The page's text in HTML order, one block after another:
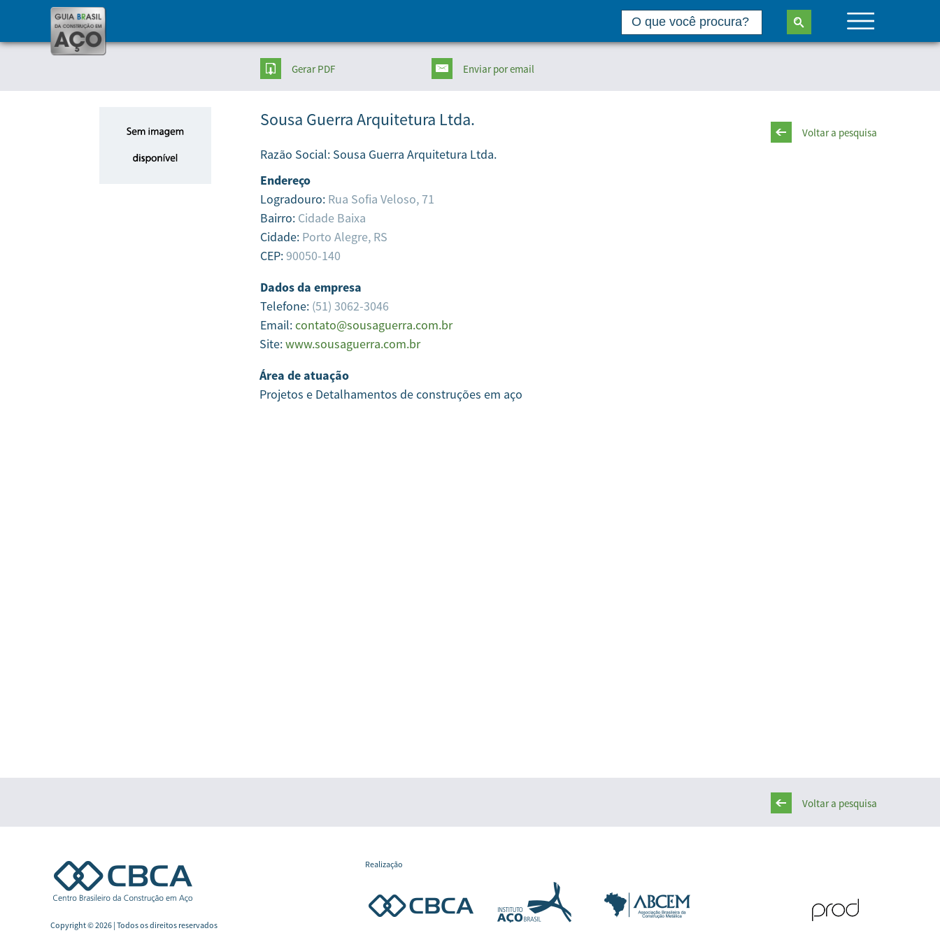
Gerar PDF Enviarpor email
Voltar a pesquisa
Sousa Guerra Arquitetura Ltda.
Razão Social: Sousa Guerra Arquitetura Ltda.
Endereço
Logradouro: Rua Sofia Veloso, 71
Bairro: Cidade Baixa
Cidade: Porto Alegre, RS
CEP:90050-140
Dados da empresa
Telefone: (51) 3062-3046
Email:contato@sousaguerra.com.br
Site:www.sousaguerra.com.br
Área de atuação
Projetos e Detalhamentos de construções em aço
Voltar a pesquisa
Copyright © 2026 | Todos os direitos reservados
Realização